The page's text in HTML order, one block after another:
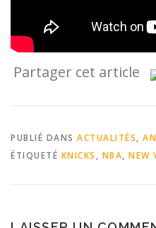
Partager cet article
PUBLIÉ DANS ACTUALITÉS,
ÉTIQUETÉ KNICKS , NBA, NEW